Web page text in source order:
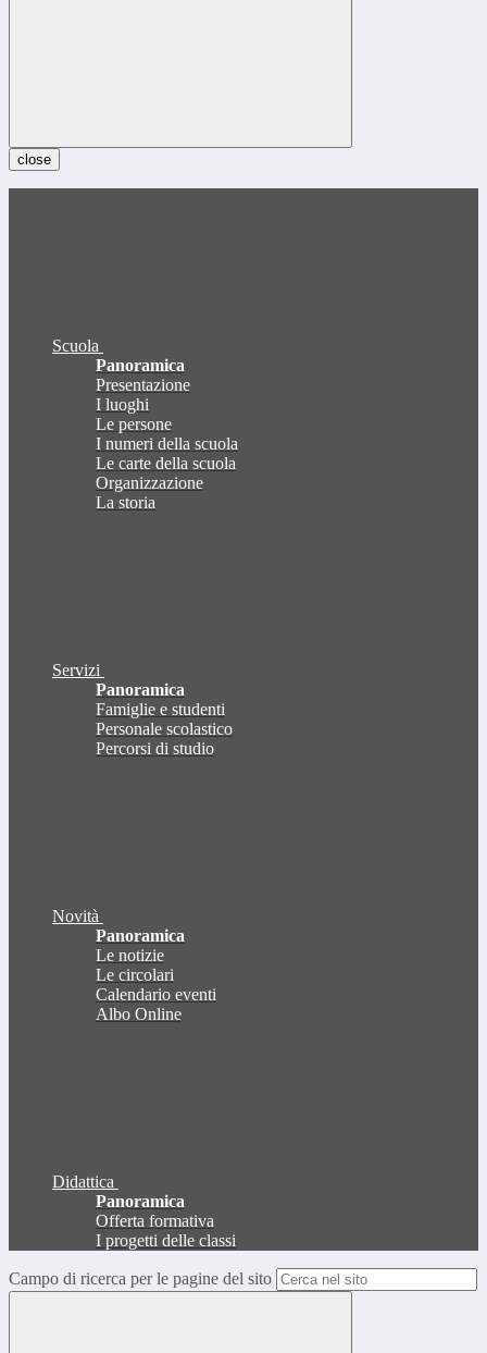
close
Scuola
Panoramica
Presentazione
I luoghi
Le persone
I numeri della scuola
Le carte della scuola
Organizzazione
La storia
Servizi
Panoramica
Famiglie e studenti
Personale scolastico
Percorsi di studio
Novità
Panoramica
Le notizie
Le circolari
Calendario eventi
Albo Online
Didattica
Panoramica
Offerta formativa
I progetti delle classi
Campo di ricerca per le pagine del sito